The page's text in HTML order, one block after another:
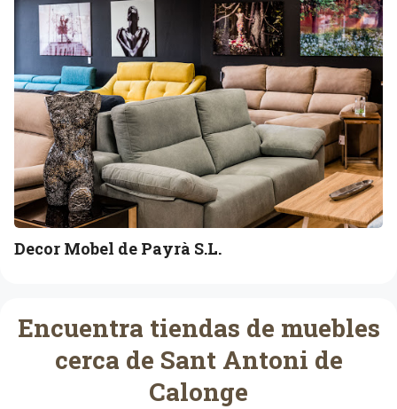
e
r
M
o
b
l
d
e
P
à
Decor Mobel de Payrà S.L.
Encuentra tiendas de muebles
cerca de Sant Antoni de
Calonge